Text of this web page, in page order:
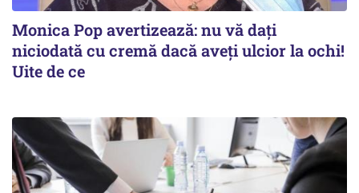
Monica Pop avertizează: nu vă dați
niciodată cu cremă dacă aveți ulcior la ochi!
Uite de ce